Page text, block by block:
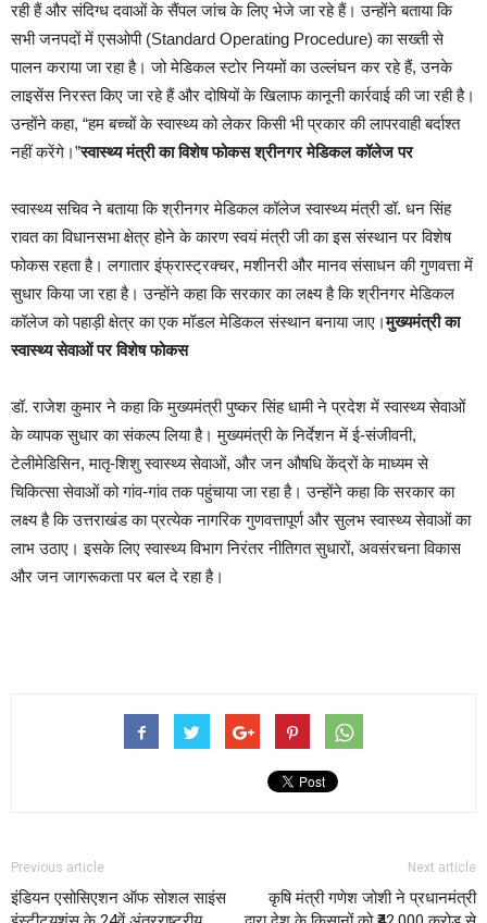
रही हैं और संदिग्ध दवाओं के सैंपल जांच के लिए भेजे जा रहे हैं। उन्होंने बताया कि
सभी जनपदों में एसओपी (Standard Operating Procedure) का सख्ती से
पालन कराया जा रहा है। जो मेडिकल स्टोर नियमों का उल्लंघन कर रहे हैं, उनके
लाइसेंस निरस्त किए जा रहे हैं और दोषियों के खिलाफ कानूनी कार्रवाई की जा रही है।
उन्होंने कहा, “हम बच्चों के स्वास्थ्य को लेकर किसी भी प्रकार की लापरवाही बर्दाश्त
नहीं करेंगे।”स्वास्थ्य मंत्री का विशेष फोकस श्रीनगर मेडिकल कॉलेज पर
स्वास्थ्य सचिव ने बताया कि श्रीनगर मेडिकल कॉलेज स्वास्थ्य मंत्री डॉ. धन सिंह
रावत का विधानसभा क्षेत्र होने के कारण स्वयं मंत्री जी का इस संस्थान पर विशेष
फोकस रहता है। लगातार इंफ्रास्ट्रक्चर, मशीनरी और मानव संसाधन की गुणवत्ता में
सुधार किया जा रहा है। उन्होंने कहा कि सरकार का लक्ष्य है कि श्रीनगर मेडिकल
कॉलेज को पहाड़ी क्षेत्र का एक मॉडल मेडिकल संस्थान बनाया जाए।मुख्यमंत्री का
स्वास्थ्य सेवाओं पर विशेष फोकस
डॉ. राजेश कुमार ने कहा कि मुख्यमंत्री पुष्कर सिंह धामी ने प्रदेश में स्वास्थ्य सेवाओं
के व्यापक सुधार का संकल्प लिया है। मुख्यमंत्री के निर्देशन में ई-संजीवनी,
टेलीमेडिसिन, मातृ-शिशु स्वास्थ्य सेवाओं, और जन औषधि केंद्रों के माध्यम से
चिकित्सा सेवाओं को गांव-गांव तक पहुंचाया जा रहा है। उन्होंने कहा कि सरकार का
लक्ष्य है कि उत्तराखंड का प्रत्येक नागरिक गुणवत्तापूर्ण और सुलभ स्वास्थ्य सेवाओं का
लाभ उठाए। इसके लिए स्वास्थ्य विभाग निरंतर नीतिगत सुधारों, अवसंरचना विकास
और जन जागरूकता पर बल दे रहा है।
Previous article
इंडियन एसोसिएशन ऑफ सोशल साइंस
Next article
कृषि मंत्री गणेश जोशी ने प्रधानमंत्री